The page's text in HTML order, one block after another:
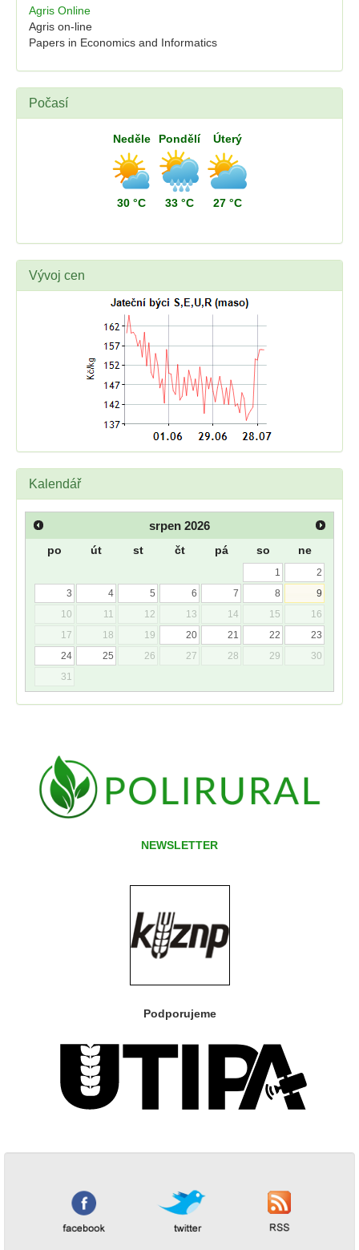
Agris Online
Agris on-line
Papers in Economics and Informatics
Počasí
Neděle
30 °C
Pondělí
33 °C
Úterý
27 °C
Vývoj cen
Kalendář
srpen 2026
po út st čt pá so ne
1
2
3
4 5 6 7 8
9
10
11 12 13 14 15
16
17
18 19 20 21 22
23
24
25 26 27 28 29
30
31
NEWSLETTER
Podporujeme